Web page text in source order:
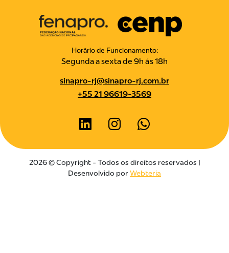
Horário de Funcionamento:
Segunda a sexta de 9h ás 18h
sinapro-rj@sinapro-rj.com.br
+55 21 96619-3569
2026 © Copyright - Todos os direitos reservados |
Desenvolvido por Webteria